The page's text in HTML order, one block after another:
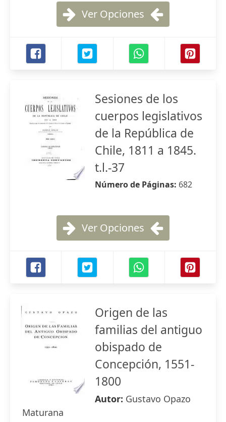
Ver Opciones
Sesiones de los
cuerpos legislativos
de la República de
Chile, 1811 a 1845.
t.l.-37
Número de Páginas: 682
Ver Opciones
Origen de las
familias del antiguo
obispado de
Concepción, 1551-
1800
Autor: Gustavo Opazo
Maturana